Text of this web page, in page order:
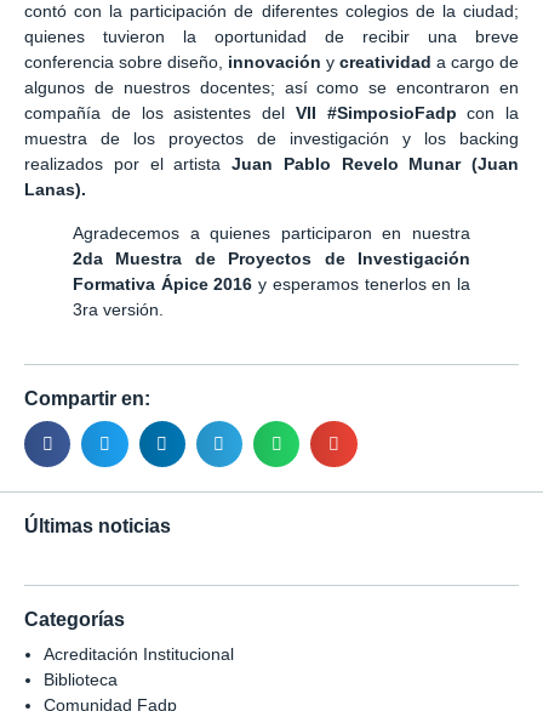
contó con la participación de diferentes colegios de la ciudad;
quienes tuvieron la oportunidad de recibir una breve
conferencia sobre diseño, innovación y creatividad a cargo de
algunos de nuestros docentes; así como se encontraron en
compañía de los asistentes del VII #SimposioFadp con la
muestra de los proyectos de investigación y los backing
realizados por el artista Juan Pablo Revelo Munar (Juan
Lanas).
Agradecemos a quienes participaron en nuestra
2da Muestra de Proyectos de Investigación
Formativa Ápice 2016 y esperamos tenerlos en la
3ra versión.
Compartir en:
Últimas noticias
Categorías
Acreditación Institucional
Biblioteca
Comunidad Fadp